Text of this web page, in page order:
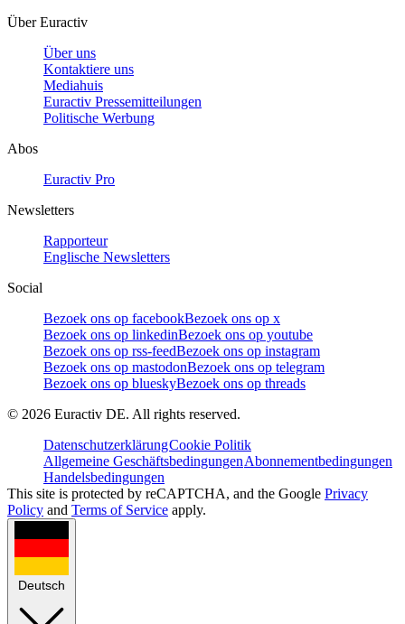
Über Euractiv
Über uns
Kontaktiere uns
Mediahuis
Euractiv Pressemitteilungen
Politische Werbung
Abos
Euractiv Pro
Newsletters
Rapporteur
Englische Newsletters
Social
Bezoek ons op facebookBezoek ons op x
Bezoek ons op linkedinBezoek ons op youtube
Bezoek ons op rss-feedBezoek ons op instagram
Bezoek ons op mastodonBezoek ons op telegram
Bezoek ons op blueskyBezoek ons op threads
© 2026 Euractiv DE. All rights reserved.
DatenschutzerklärungCookie Politik
Allgemeine GeschäftsbedingungenAbonnementbedingungen
Handelsbedingungen
This site is protected by reCAPTCHA, and the Google Privacy
Policy and Terms of Service apply.
Deutsch